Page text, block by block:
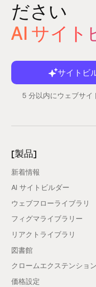
ださい
AI サイト
サイトビ
5 分以内にウェブサイ
[製品]
新着情報
AI サイトビルダー
ウェブフローライブラリ
フィグマライブラリー
リアクトライブラリ
図書館
クロームエクステンション
価格設定